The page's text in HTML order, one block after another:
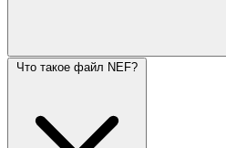
Что такое файл NEF?